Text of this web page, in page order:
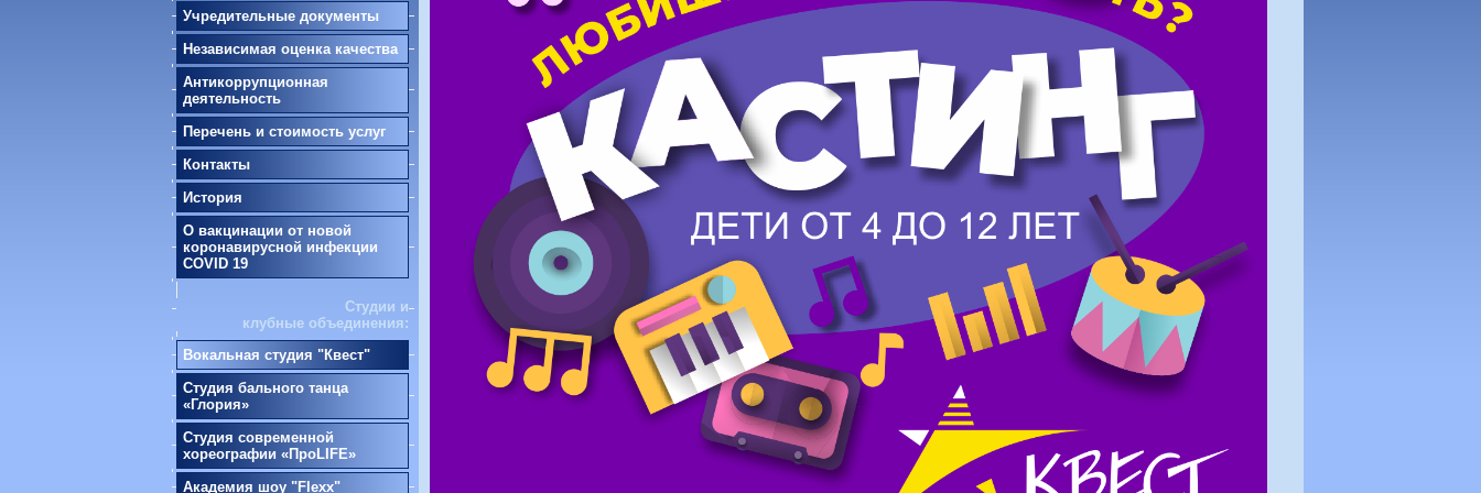
Учредительные документы
Независимая оценка качества
Антикоррупционная
деятельность
Перечень и стоимость услуг
Контакты
История
О вакцинации от новой
коронавирусной инфекции
COVID 19
Студии и
клубные объединения:
Вокальная студия "Квест"
Студия бального танца
«Глория»
Студия современной
хореографии «ПроLIFE»
Академия шоу "Flexx"